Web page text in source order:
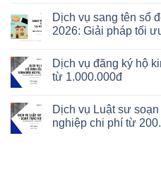
Dịch vụ sang tên sổ
2026: Giải pháp tối
Dịch vụ đăng ký hộ
từ 1.000.000đ
Dịch vụ Luật sư
nghiệp chi phí từ